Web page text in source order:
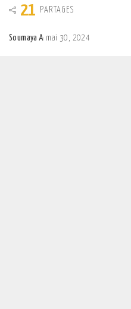
21 PARTAGES
Posted
Soumaya A mai 30, 2024